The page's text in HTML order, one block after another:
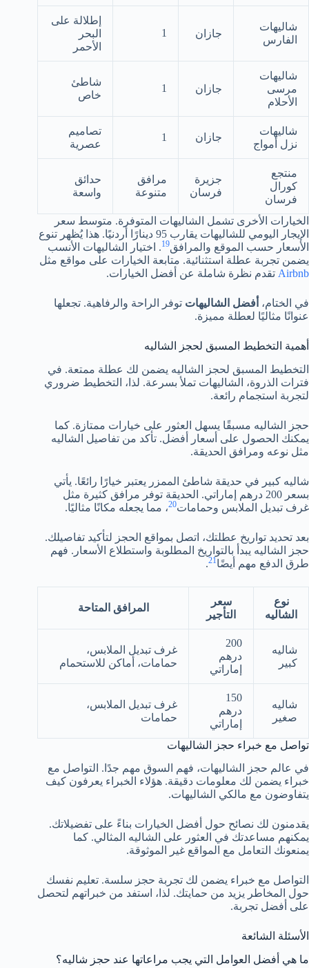
شاليهات
الفارس
جازان 1
إطلالة على
البحر
الأحمر
شاليهات
مرسى
الأحلام
جازان 1
شاطئ
خاص
شاليهات
نزل أمواج
جازان 1
تصاميم
عصرية
منتجع
كورال
فرسان
جزيرة
فرسان
مرافق
متنوعة
حدائق
واسعة
الخيارات الأخرى تشمل الشاليهات المتوفرة. متوسط سعر
الإيجار اليومي للشاليهات يقارب 95 دينارًا أردنيًا. هذا يُظهر تنوع
الأسعار حسب الموقع والمرافق19. اختيار الشاليهات الأنسب
يضمن تجربة عطلة استثنائية. متابعة الخيارات على مواقع مثل
Airbnb تقدم نظرة شاملة عن أفضل الخيارات.
في الختام، أفضل الشاليهات توفر الراحة والرفاهية. تجعلها
عنوانًا مثاليًا لعطلة مميزة.
أهمية التخطيط المسبق لحجز الشاليه
التخطيط المسبق لحجز الشاليه يضمن لك عطلة ممتعة. في
فترات الذروة، الشاليهات تملأ بسرعة. لذا، التخطيط ضروري
لتجربة استجمام رائعة.
حجز الشاليه مسبقًا يسهل العثور على خيارات ممتازة. كما
يمكنك الحصول على أسعار أفضل. تأكد من تفاصيل الشاليه
مثل نوعه ومرافق الحديقة.
شاليه كبير في حديقة شاطئ الممزر يعتبر خيارًا رائعًا. يأتي
بسعر 200 درهم إماراتي. الحديقة توفر مرافق كثيرة مثل
غرف تبديل الملابس وحمامات20، مما يجعله مكانًا مثاليًا.
بعد تحديد تواريخ عطلتك، اتصل بمواقع الحجز لتأكيد تفاصيلك.
حجز الشاليه يبدأ بالتواريخ المطلوبة واستطلاع الأسعار. فهم
طرق الدفع مهم أيضًا21
.
نوع
الشاليه
سعر
التأجير
المرافق المتاحة
شاليه
كبير
200
درهم
إماراتي
غرف تبديل الملابس،
حمامات، أماكن للاستحمام
شاليه
صغير
150
درهم
إماراتي
غرف تبديل الملابس،
حمامات
تواصل مع خبراء حجز الشاليهات
في عالم حجز الشاليهات، فهم السوق مهم جدًا. التواصل مع
خبراء يضمن لك معلومات دقيقة. هؤلاء الخبراء يعرفون كيف
يتفاوضون مع مالكي الشاليهات.
يقدمنون لك نصائح حول أفضل الخيارات بناءً على تفضيلاتك.
يمكنهم مساعدتك في العثور على الشاليه المثالي. كما
يمنعونك التعامل مع المواقع غير الموثوقة.
التواصل مع خبراء يضمن لك تجربة حجز سلسة. تعليم نفسك
حول المخاطر يزيد من حمايتك. لذا، استفد من خبراتهم لتحصل
على أفضل تجربة.
الأسئلة الشائعة
ما هي أفضل العوامل التي يجب مراعاتها عند حجز شاليه؟